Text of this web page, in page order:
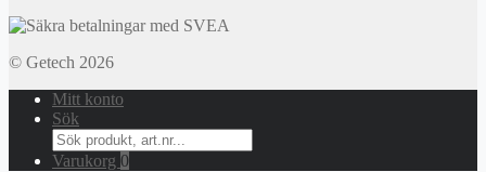
© Getech 2026
Mitt konto
Sök
Search
for:
Varukorg 0